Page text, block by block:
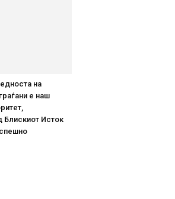
на
е наш
Блискиот Исток